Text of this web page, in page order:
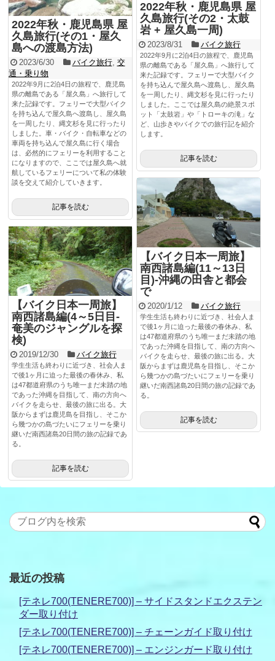
2022年秋・鹿児島県 屋
久島旅行(その2・太鼓
岩 + 屋久島一周)
2023/8/31 バイク旅行
2022年9月に2泊4日の旅程で、鹿児島
県の離島である「屋久島」へ旅行して
来た記録です。フェリーで大型バイク
を持ち込んで屋久島へ渡島し、屋久島
を一周したり、縄文杉を見に行ったり
しました。ここでは屋久島の絶景スポ
ット「太鼓岩」や「トローキの滝」な
ど、山歩きやバイクでの旅行記を紹介
します。
記事を読む
2022年秋・鹿児島県 屋
久島旅行(その1・屋久
島への渡島方法)
2023/6/30 バイク旅行, 交
通・乗り物
2022年9月に2泊4日の旅程で、鹿児島
県の離島である「屋久島」へ旅行して
来た記録です。フェリーで大型バイク
を持ち込んで屋久島へ渡島し、屋久島
を一周したり、縄文杉を見に行ったり
しました。車・バイク・自転車などの
車両を持ち込んで屋久島に行く場合
は、必然的にフェリーを利用すること
になりますので、ここでは屋久島へ就
航しているフェリーについて私の体験
談を交えて紹介していきます。
記事を読む
【バイク日本一周旅】
南西諸島編(11～13日
目)-沖縄の田舎と都会
で
2020/1/12 バイク旅行
学生生活も終わりに近づき、社会人ま
で後1ヶ月に迫った最後の春休み、私
は47都道府県のうち唯一まだ未踏の地
であった沖縄を目指して、南の方向へ
バイクを走らせ、最後の旅に出る。大
阪からまずは鹿児島を目指し、そこか
ら幾つかの島づたいにフェリーを乗り
継いだ南西諸島20日間の旅の記録であ
る。
記事を読む
【バイク日本一周旅】
南西諸島編(4～5日目-
奄美のジャングルを探
検)
2019/12/30 バイク旅行
学生生活も終わりに近づき、社会人ま
で後1ヶ月に迫った最後の春休み、私
は47都道府県のうち唯一まだ未踏の地
であった沖縄を目指して、南の方向へ
バイクを走らせ、最後の旅に出る。大
阪からまずは鹿児島を目指し、そこか
ら幾つかの島づたいにフェリーを乗り
継いだ南西諸島20日間の旅の記録であ
る。
記事を読む
最近の投稿
[テネレ700(TENERE700)] – サイドスタンドエクステン
ダー取り付け
[テネレ700(TENERE700)] – チェーンガイド取り付け
[テネレ700(TENERE700)] – エンジンガード取り付け